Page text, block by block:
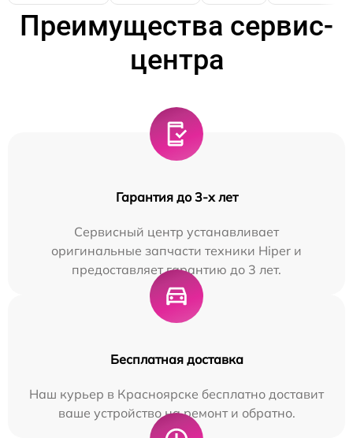
Преимущества сервис-
центра
Гарантия до 3-х лет
Сервисный центр устанавливает
оригинальные запчасти техники Hiper и
предоставляет гарантию до 3 лет.
Бесплатная доставка
Наш курьер в Красноярске бесплатно доставит
ваше устройство на ремонт и обратно.